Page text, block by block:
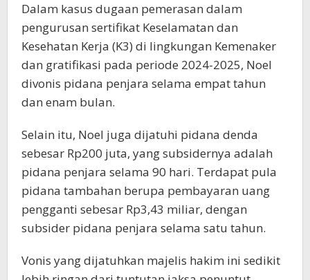
Dalam kasus dugaan pemerasan dalam
pengurusan sertifikat Keselamatan dan
Kesehatan Kerja (K3) di lingkungan Kemenaker
dan gratifikasi pada periode 2024-2025, Noel
divonis pidana penjara selama empat tahun
dan enam bulan.
Selain itu, Noel juga dijatuhi pidana denda
sebesar Rp200 juta, yang subsidernya adalah
pidana penjara selama 90 hari. Terdapat pula
pidana tambahan berupa pembayaran uang
pengganti sebesar Rp3,43 miliar, dengan
subsider pidana penjara selama satu tahun.
Vonis yang dijatuhkan majelis hakim ini sedikit